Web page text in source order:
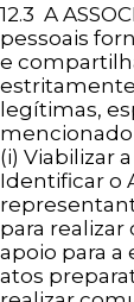
12.3 A
pessoais
e
legítimas,
mencionado
(i) Viabilizar
Identificar o
para
apoio para a
atos